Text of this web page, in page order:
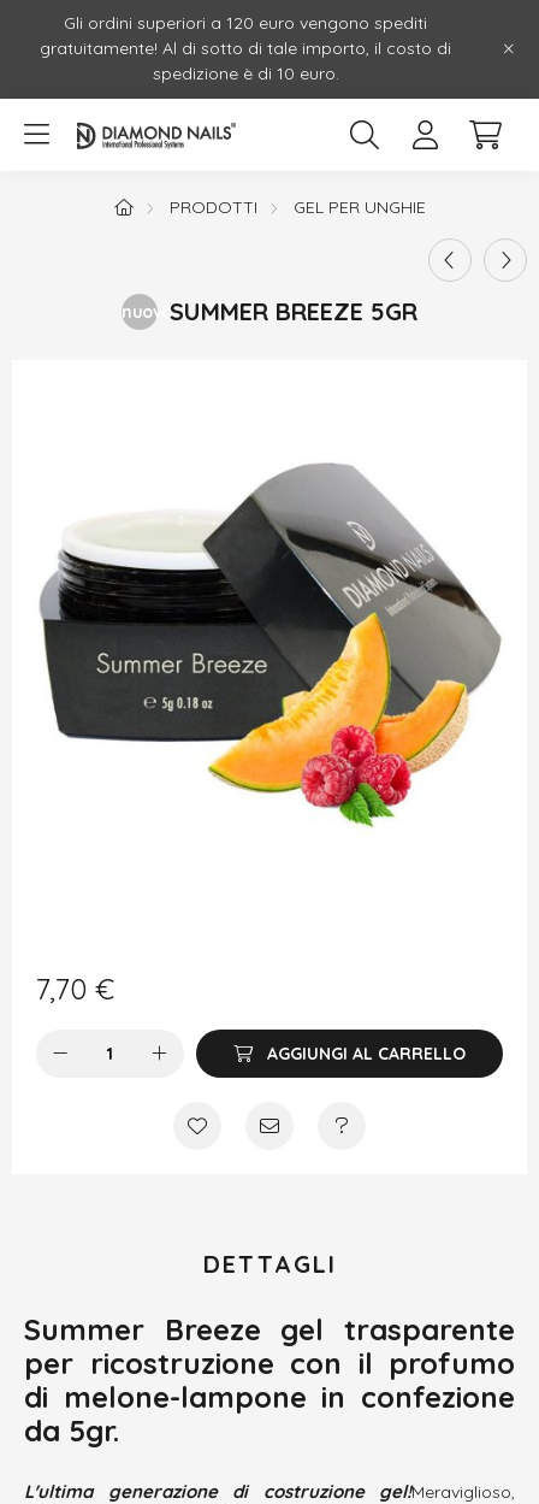
Gli ordini superiori a 120 euro vengono spediti
gratuitamente! Al di sotto di tale importo, il costo di
spedizione è di 10 euro.
PRODOTTI GEL PER UNGHIE
nuovoSUMMER BREEZE 5GR
7,70 €
AGGIUNGI AL CARRELLO
DETTAGLI
Summer Breeze gel trasparente
per ricostruzione con il profumo
di melone-lampone in confezione
da 5gr.
L'ultima generazione di costruzione gel!Meraviglioso,